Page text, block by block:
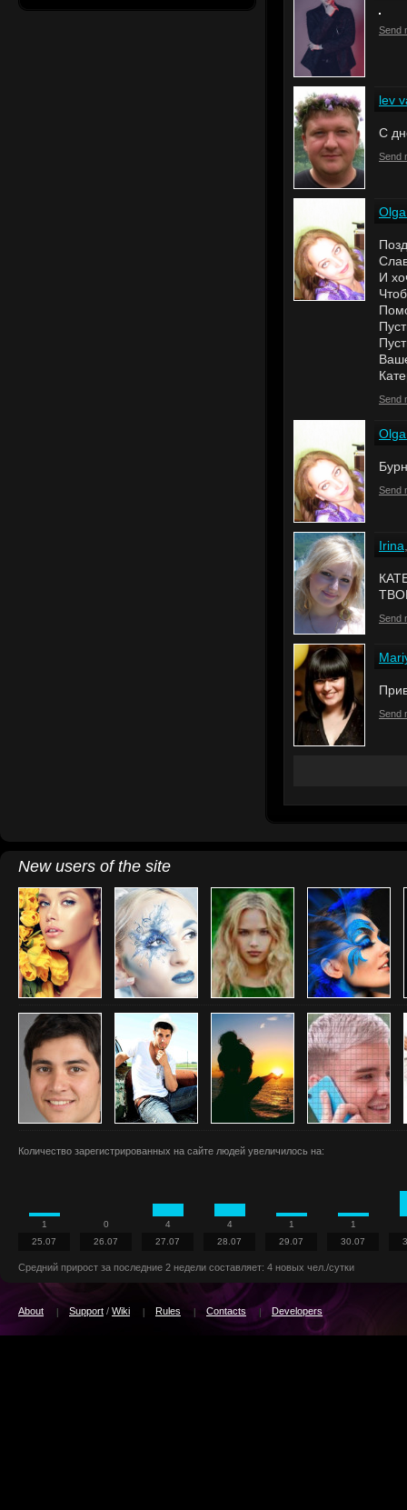
Send
lev
C
Send
И
Send
Send
Irina
Send
Send
New users of the site
Количество зарегистрированных на сайте людей увеличилось на:
1
25.07
0
26.07
4
27.07
4
28.07
1
29.07
1
30.07
Средний прирост за последние 2 недели составляет: 4 новых чел./сутки
About Support / Wiki Rules Contacts Developers